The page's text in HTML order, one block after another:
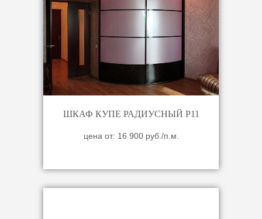
ШКАФ КУПЕ РАДИУСНЫЙ Р11
цена от: 16 900 руб./п.м.